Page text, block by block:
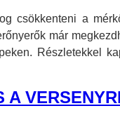
csökkenteni a
már
Részletekkel
A